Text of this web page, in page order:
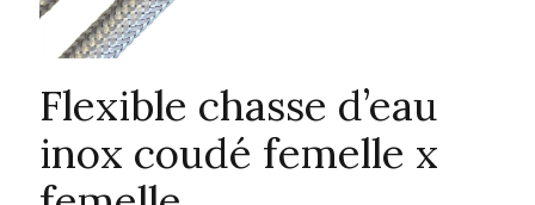
Flexible chasse d’eau
inox coudé femelle x